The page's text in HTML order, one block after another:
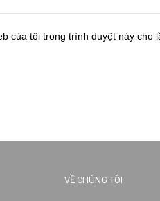
của tôi trong trình duyệt này cho
VỀ CHÚNG TÔI